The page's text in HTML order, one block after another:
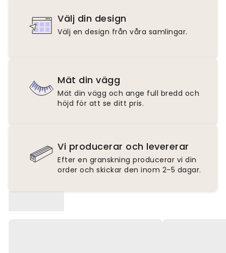
Välj din design
Välj en design från våra samlingar.
Mät din vägg
Mät din vägg och ange full bredd och
höjd för att se ditt pris.
Vi producerar och levererar
Efter en granskning producerar vi din
order och skickar den inom 2-5 dagar.